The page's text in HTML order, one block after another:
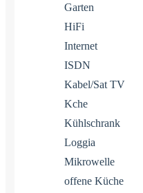
Garten
HiFi
Internet
ISDN
Kabel/Sat TV
Kche
Kühlschrank
Loggia
Mikrowelle
offene Küche